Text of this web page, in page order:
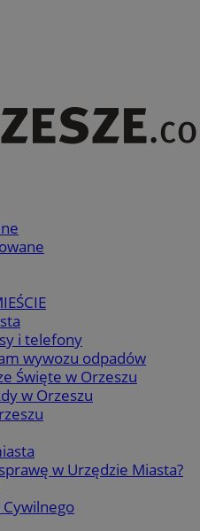
i telefony
wywozu odpadów
Święte w Orzeszu
w Orzeszu
w Urzędzie Miasta?
Cywilnego